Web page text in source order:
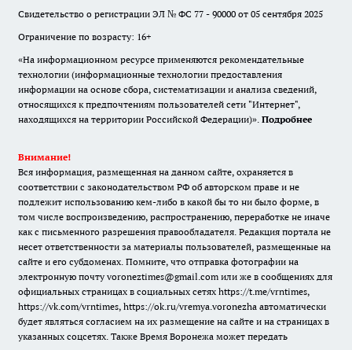
Свидетельство о регистрации ЭЛ № ФС 77 - 90000 от 05 сентября 2025
Ограничение по возрасту: 16+
«На информационном ресурсе применяются рекомендательные
технологии (информационные технологии предоставления
информации на основе сбора, систематизации и анализа сведений,
относящихся к предпочтениям пользователей сети "Интернет",
находящихся на территории Российской Федерации)». Подробнее
Внимание!
Вся информация, размещенная на данном сайте, охраняется в
соответствии с законодательством РФ об авторском праве и не
подлежит использованию кем-либо в какой бы то ни было форме, в
том числе воспроизведению, распространению, переработке не иначе
как с письменного разрешения правообладателя. Редакция портала не
несет ответственности за материалы пользователей, размещенные на
сайте и его субдоменах. Помните, что отправка фотографии на
электронную почту voroneztimes@gmail.com или же в сообщениях для
официальных страницах в социальных сетях https://t.me/vrntimes,
https://vk.com/vrntimes, https://ok.ru/vremya.voronezha автоматически
будет являться согласием на их размещение на сайте и на страницах в
указанных соцсетях. Также Время Воронежа может передать